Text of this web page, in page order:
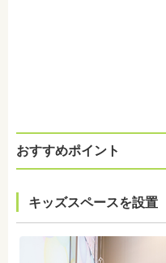
おすすめポイント
キッズスペースを設置